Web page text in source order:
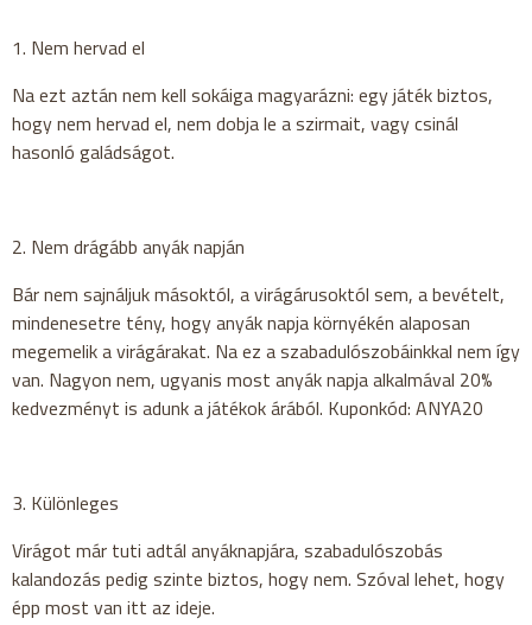
1. Nem hervad el
Na ezt aztán nem kell sokáiga magyarázni: egy játék biztos,
hogy nem hervad el, nem dobja le a szirmait, vagy csinál
hasonló galádságot.
2. Nem drágább anyák napján
Bár nem sajnáljuk másoktól, a virágárusoktól sem, a bevételt,
mindenesetre tény, hogy anyák napja környékén alaposan
megemelik a virágárakat. Na ez a szabadulószobáinkkal nem így
van. Nagyon nem, ugyanis most anyák napja alkalmával 20%
kedvezményt is adunk a játékok árából. Kuponkód: ANYA20
3. Különleges
Virágot már tuti adtál anyáknapjára, szabadulószobás
kalandozás pedig szinte biztos, hogy nem. Szóval lehet, hogy
épp most van itt az ideje.